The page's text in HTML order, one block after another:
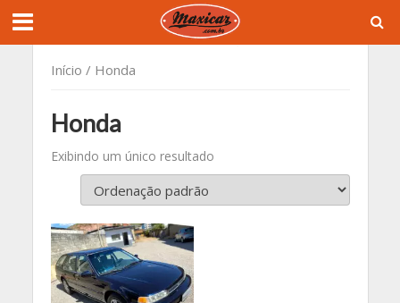
Início / Honda
Honda
Exibindo um único resultado